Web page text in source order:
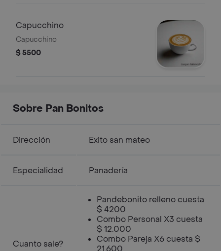
Capucchino
Capucchino
$ 5500
Sobre Pan Bonitos
Dirección Exito san mateo
Especialidad Panadería
Cuanto sale?
Pandebonito relleno cuesta
$ 4200
Combo Personal X3 cuesta
$ 12.000
Combo Pareja X6 cuesta $
21.600